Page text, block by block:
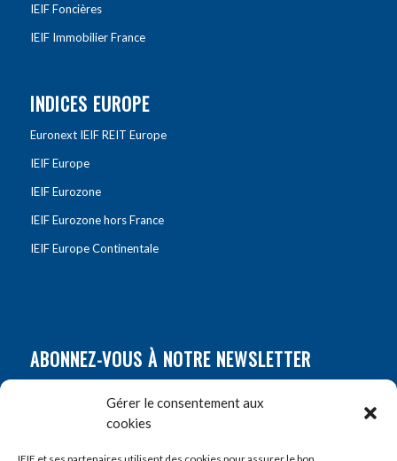
Gérer le consentement aux
cookies
IEIF Foncières
IEIF Immobilier France
INDICES EUROPE
Euronext IEIF REIT Europe
IEIF Europe
IEIF Eurozone
IEIF Eurozone hors France
IEIF Europe Continentale
ABONNEZ-VOUS À NOTRE NEWSLETTER
Prénom*